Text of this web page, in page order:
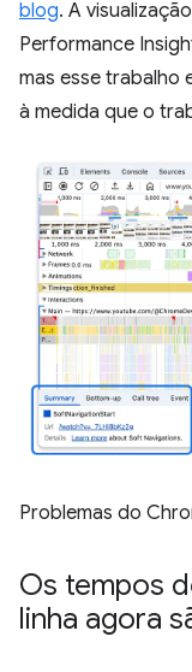
blog. A
Performance
mas esse trabalho
à medida que o
Problemas do
Os tempos
linha agora